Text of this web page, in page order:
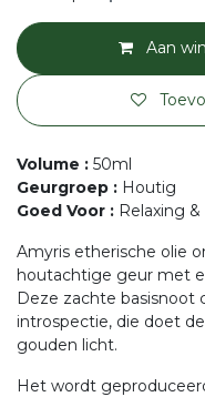
Aan
Volume : 50ml
Geurgroep : Houtig
Goed Voor : Relaxing
Amyris etherische olie
houtachtige geur met
Deze zachte basisnoot
introspectie, die doet
gouden licht.
Het wordt